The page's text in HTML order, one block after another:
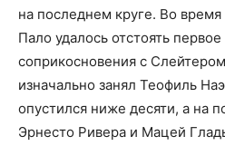
на последнем круге. Во
Пало удалось отстоять
соприкосновения с
изначально занял Теофиль
опустился ниже десяти, а на
Эрнесто Ривера и Мацей